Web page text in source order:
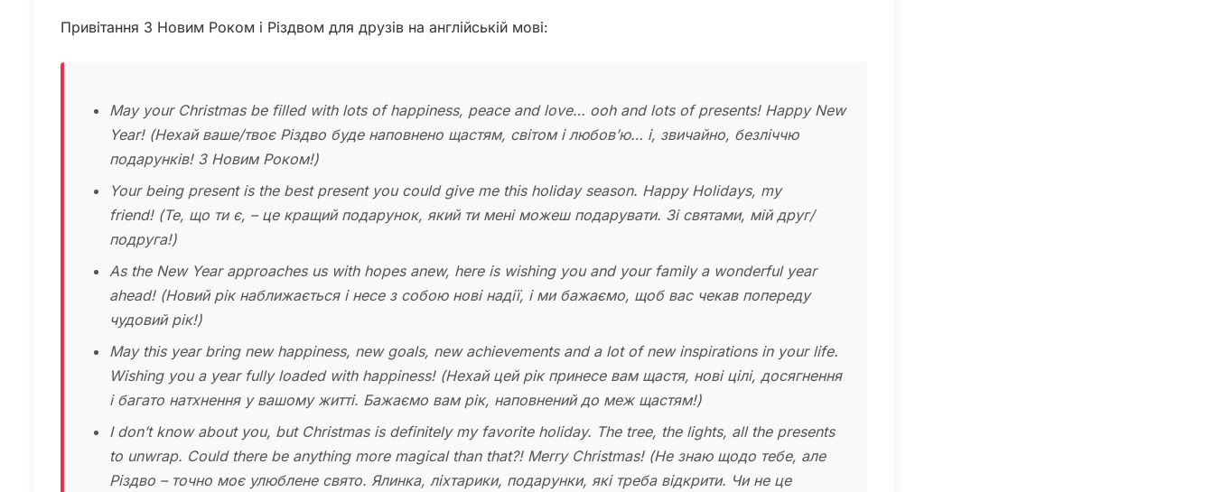
Привітання З Новим Роком і Різдвом для друзів на англійській мові:
May your Christmas be filled with lots of happiness, peace and love… ooh and lots of presents! Happy New
Year! (Нехай ваше/твоє Різдво буде наповнено щастям, світом і любов’ю… і, звичайно, безліччю
подарунків! З Новим Роком!)
Your being present is the best present you could give me this holiday season. Happy Holidays, my
friend! (Те, що ти є, – це кращий подарунок, який ти мені можеш подарувати. Зі святами, мій друг/
подруга!)
As the New Year approaches us with hopes anew, here is wishing you and your family a wonderful year
ahead! (Новий рік наближається і несе з собою нові надії, і ми бажаємо, щоб вас чекав попереду
чудовий рік!)
May this year bring new happiness, new goals, new achievements and a lot of new inspirations in your life.
Wishing you a year fully loaded with happiness! (Нехай цей рік принесе вам щастя, нові цілі, досягнення
і багато натхнення у вашому житті. Бажаємо вам рік, наповнений до меж щастям!)
I don’t know about you, but Christmas is definitely my favorite holiday. The tree, the lights, all the presents
to unwrap. Could there be anything more magical than that?! Merry Christmas! (Не знаю щодо тебе, але
Різдво – точно моє улюблене свято. Ялинка, ліхтарики, подарунки, які треба відкрити. Чи не це